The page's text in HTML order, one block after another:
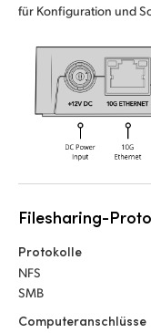
South Africa
Spain
Sweden
Chinese Taipei
Turkey
Ukraine
United States
für Konfiguration und
Filesharing-
Protokolle
NFS
SMB
Computeranschlüsse